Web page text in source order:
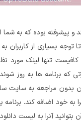
و پیشرفته بوده که به شما
بسیاری از کاربران به
تنها لینک مورد
برنامه ها به روز
مراجعه به سایت
به خود اضافه کند.
آنرا به لیست